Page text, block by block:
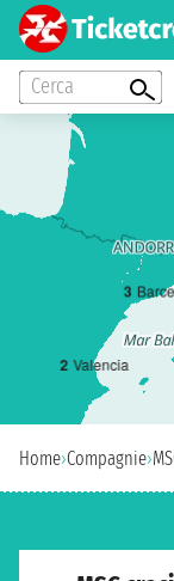
Cerca
2 Valencia
3
Home›Compagnie›